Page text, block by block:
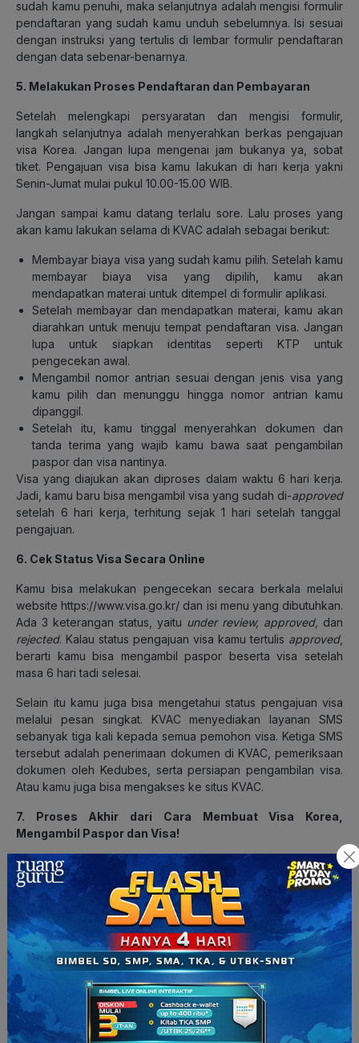
sudah kamu penuhi, maka selanjutnya adalah mengisi formulir
pendaftaran yang sudah kamu unduh sebelumnya. Isi sesuai
dengan instruksi yang tertulis di lembar formulir pendaftaran
dengan data sebenar-benarnya.
5. Melakukan Proses Pendaftaran dan Pembayaran
Setelah melengkapi persyaratan dan mengisi formulir,
langkah selanjutnya adalah menyerahkan berkas pengajuan
visa Korea. Jangan lupa mengenai jam bukanya ya, sobat
tiket. Pengajuan visa bisa kamu lakukan di hari kerja yakni
Senin-Jumat mulai pukul 10.00-15.00 WIB.
Jangan sampai kamu datang terlalu sore. Lalu proses yang
akan kamu lakukan selama di KVAC adalah sebagai berikut:
Membayar biaya visa yang sudah kamu pilih. Setelah kamu
membayar biaya visa yang dipilih, kamu akan
mendapatkan materai untuk ditempel di formulir aplikasi.
Setelah membayar dan mendapatkan materai, kamu akan
diarahkan untuk menuju tempat pendaftaran visa. Jangan
lupa untuk siapkan identitas seperti KTP untuk
pengecekan awal.
Mengambil nomor antrian sesuai dengan jenis visa yang
kamu pilih dan menunggu hingga nomor antrian kamu
dipanggil.
Setelah itu, kamu tinggal menyerahkan dokumen dan
tanda terima yang wajib kamu bawa saat pengambilan
paspor dan visa nantinya.
Visa yang diajukan akan diproses dalam waktu 6 hari kerja.
Jadi, kamu baru bisa mengambil visa yang sudah di-approved
setelah 6 hari kerja, terhitung sejak 1 hari setelah tanggal
pengajuan.
6. Cek Status Visa Secara Online
Kamu bisa melakukan pengecekan secara berkala melalui
website https://www.visa.go.kr/ dan isi menu yang dibutuhkan.
Ada 3 keterangan status, yaitu under review, approved, dan
rejected. Kalau status pengajuan visa kamu tertulis approved,
berarti kamu bisa mengambil paspor beserta visa setelah
masa 6 hari tadi selesai.
Selain itu kamu juga bisa mengetahui status pengajuan visa
melalui pesan singkat. KVAC menyediakan layanan SMS
sebanyak tiga kali kepada semua pemohon visa. Ketiga SMS
tersebut adalah penerimaan dokumen di KVAC, pemeriksaan
dokumen oleh Kedubes, serta persiapan pengambilan visa.
Atau kamu juga bisa mengakses ke situs KVAC.
7. Proses Akhir dari Cara Membuat Visa Korea,
Mengambil Paspor dan Visa!
Yep, setelah pengajuan visa kamu diterima, maka kamu bisa
mengambil paspor dan juga visa yang kamu ajukan. Berbeda
dengan saat penyerahan formulir, pengambilan paspor dan
visa hanya berlangsung pada pukul 11.00 WIB – 16.00 WIB.
Jangan lupa untuk membawa tanda terima yang diberikan
saat proses pengajuan aplikasi pendaftaran. Kamu hanya
perlu menaruh tanda terima tersebut di sebuah keranjang dan
menunggu giliran kamu dipanggil. Sekarang, tinggal waktunya
mempersiapkan diri untuk terbang ke Korea!
Yeay! Bagaimana nih? Cara membuat visa Korea di atas